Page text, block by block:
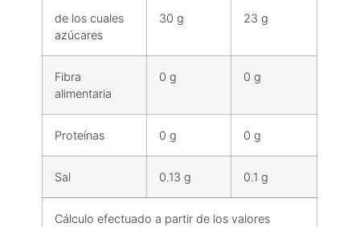
de los cuales
azúcares
30 g 23 g
Fibra
alimentaria
0 g 0 g
Proteínas 0 g 0 g
Sal 0.13 g 0.1 g
Cálculo efectuado a partir de los valores